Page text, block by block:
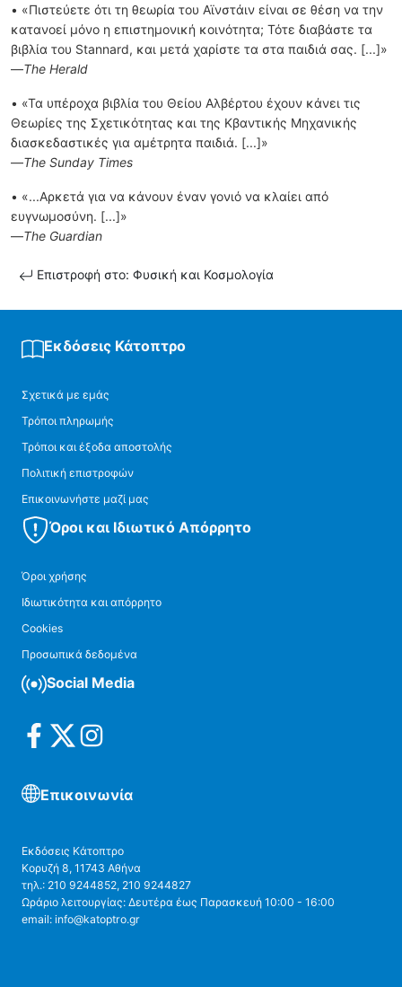
• «Πιστεύετε ότι τη θεωρία του Αϊνστάιν είναι σε θέση να την
κατανοεί µόνο η επιστηµονική κοινότητα; Τότε διαβάστε τα
βιβλία του Stannard, και µετά χαρίστε τα στα παιδιά σας. [...]»
—The Herald
• «Τα υπέροχα βιβλία του Θείου Αλβέρτου έχουν κάνει τις
Θεωρίες της Σχετικότητας και της Κβαντικής Μηχανικής
διασκεδαστικές για αµέτρητα παιδιά. [...]»
—The Sunday Times
• «...Αρκετά για να κάνουν έναν γονιό να κλαίει από
ευγνωµοσύνη. [...]»
—The Guardian
Επιστροφή στο: Φυσική και Κοσμολογία
Εκδόσεις Κάτοπτρο
Σχετικά με εμάς
Τρόποι πληρωμής
Τρόποι και έξοδα αποστολής
Πολιτική επιστροφών
Επικοινωνήστε μαζί μας
Όροι και Ιδιωτικό Απόρρητο
Όροι χρήσης
Ιδιωτικότητα και απόρρητο
Cookies
Προσωπικά δεδομένα
Social Media
Επικοινωνία
Εκδόσεις Κάτοπτρο
Κορυζή 8, 11743 Αθήνα
τηλ.: 210 9244852, 210 9244827
Ωράριο λειτουργίας: Δευτέρα έως Παρασκευή 10:00 - 16:00
email: info@katoptro.gr